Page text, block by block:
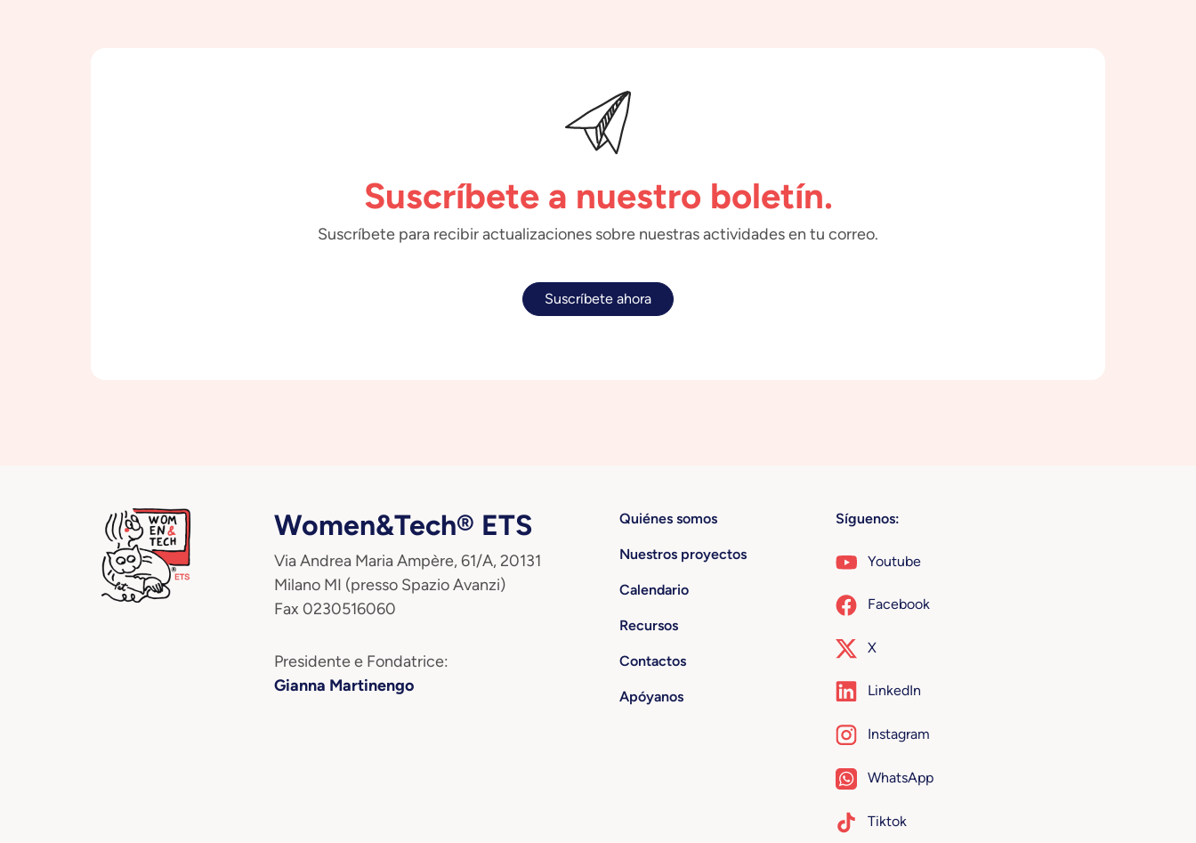
Suscríbete a nuestro boletín.
Suscríbete para recibir actualizaciones sobre nuestras actividades en tu correo.
Suscríbete ahora
Women&Tech® ETS
Via Andrea Maria Ampère, 61/A, 20131
Milano MI (presso Spazio Avanzi)
Fax 0230516060
Presidente e Fondatrice:
Gianna Martinengo
Quiénes somos
Nuestros proyectos
Calendario
Recursos
Contactos
Apóyanos
Síguenos:
Youtube
Facebook
X
LinkedIn
Instagram
WhatsApp
Tiktok